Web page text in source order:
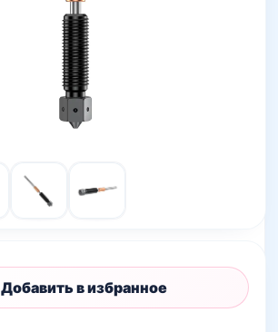
Добавить в избранное